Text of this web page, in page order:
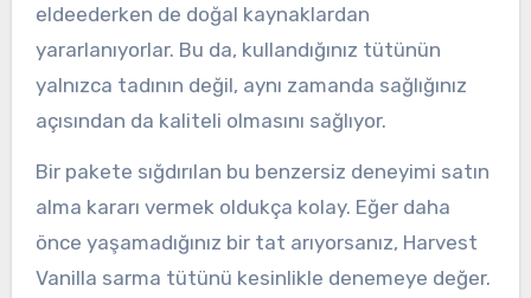
eldeederken de doğal kaynaklardan
yararlanıyorlar. Bu da, kullandığınız tütünün
yalnızca tadının değil, aynı zamanda sağlığınız
açısından da kaliteli olmasını sağlıyor.
Bir pakete sığdırılan bu benzersiz deneyimi satın
alma kararı vermek oldukça kolay. Eğer daha
önce yaşamadığınız bir tat arıyorsanız, Harvest
Vanilla sarma tütünü kesinlikle denemeye değer.